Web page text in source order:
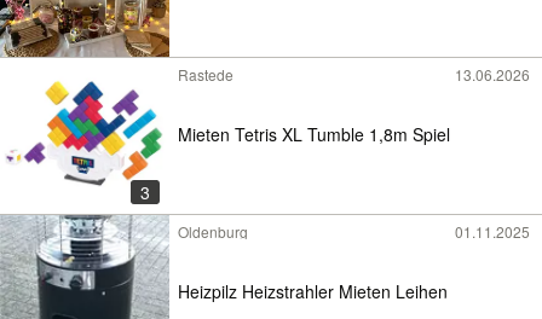
3
Rastede 13.06.2026
Mieten Tetris XL Tumble 1,8m Spiel
Oldenburg 01.11.2025
Heizpilz Heizstrahler Mieten Leihen